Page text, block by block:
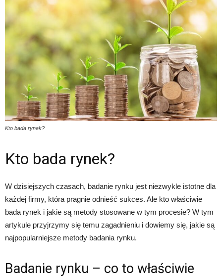
Kto bada rynek?
Kto bada rynek?
W dzisiejszych czasach, badanie rynku jest niezwykle istotne dla
każdej firmy, która pragnie odnieść sukces. Ale kto właściwie
bada rynek i jakie są metody stosowane w tym procesie? W tym
artykule przyjrzymy się temu zagadnieniu i dowiemy się, jakie są
najpopularniejsze metody badania rynku.
Badanie rynku – co to właściwie